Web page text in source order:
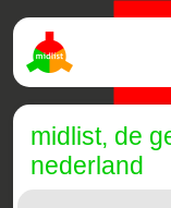
midlist, de
nederland